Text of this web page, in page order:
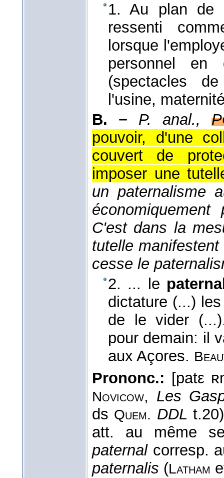
1. Au plan de
ressenti
lorsque
personnel en
(spectacles
l'usine,
B. −
P. anal.,
pouvoir, d'une
couvert de
imposer une
un paternalisme
C'est dans la
tutelle
cesse le
2. ... le
dictature (...)
de le vider
pour demain: il
aux Açores.
Prononc.: [patε
Novicow, Les
ds Quem. DDL
att. au même
paternalcorresp.
paternalis (Latham